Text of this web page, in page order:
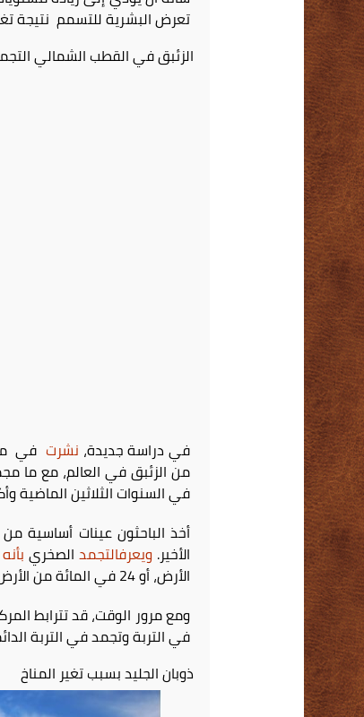
تعرض البشرية للتسمم نتيجة
الزئبق في القطب الشمالي
في دراسة جديدة، نشرت في
في السنوات الثلاثين الماضية
أخذ الباحثون عينات أساسية
الأخير.ويعرفالتجمد الصخري بأنه
الأرض، أو 24 في المائة من الأرض المعرضة.
ومع مرور الوقت،قد تترابط
في التربة وتجمد في التربة
ذوبان الجليد بسبب تغير المناخ